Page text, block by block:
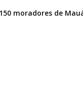
moradores de